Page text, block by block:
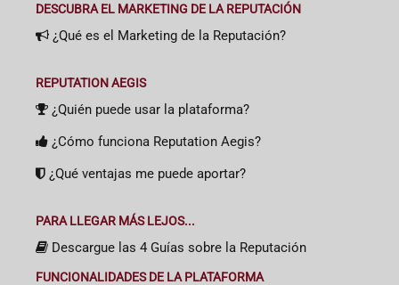
DESCUBRA EL MARKETING DE LA REPUTACIÓN
¿Qué es el Marketing de la Reputación?
REPUTATION AEGIS
¿Quién puede usar la plataforma?
¿Cómo funciona Reputation Aegis?
¿Qué ventajas me puede aportar?
PARA LLEGAR MÁS LEJOS...
Descargue las 4 Guías sobre la Reputación
FUNCIONALIDADES DE LA PLATAFORMA